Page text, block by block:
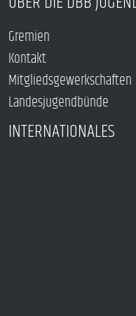
Gremien
Kontakt
Mitgliedsgewerkschaften
Landesjugendbünde
INTERNATIONALES